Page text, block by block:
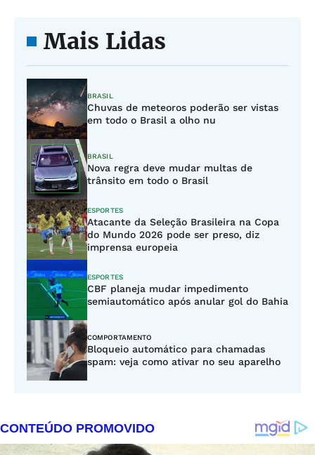
Mais Lidas
BRASIL
Chuvas de meteoros poderão ser vistas
em todo o Brasil a olho nu
BRASIL
Nova regra deve mudar multas de
trânsito em todo o Brasil
ESPORTES
Atacante da Seleção Brasileira na Copa
do Mundo 2026 pode ser preso, diz
imprensa europeia
ESPORTES
CBF planeja mudar impedimento
semiautomático após anular gol do Bahia
COMPORTAMENTO
Bloqueio automático para chamadas
spam: veja como ativar no seu aparelho